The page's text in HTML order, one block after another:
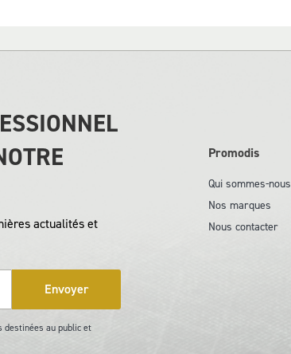
actualités et
Envoyer
au public et
Promodis
Qui sommes-nous
Nos marques
Nous contacter